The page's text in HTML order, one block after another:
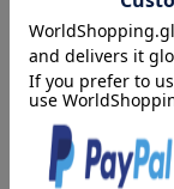
著者／編集
シリーズ
レーベル
出版社